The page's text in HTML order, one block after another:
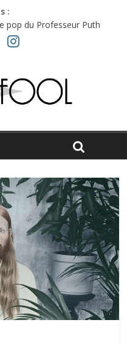
:
pop du Professeur Puth
de musique indépendant
et émotions en hausse
entre chaleur et bonne
: entre bière, métal et